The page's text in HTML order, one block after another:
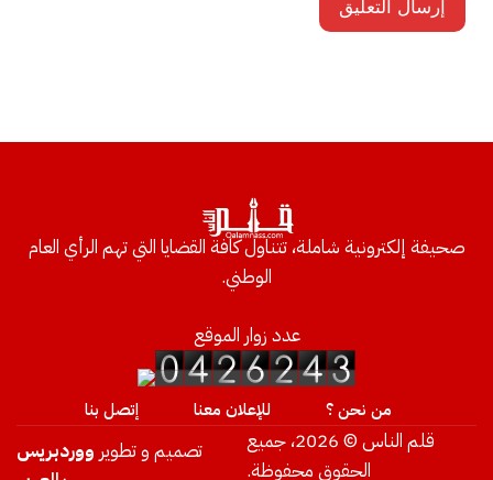
صحيفة إلكترونية شاملة، تتناول كافة القضايا التي تهم الرأي العام
الوطني.
عدد زوار الموقع
من نحن ؟ للإعلان معنا إتصل بنا
قلم الناس © 2026، جميع
الحقوق محفوظة.
تصميم و تطوير ووردبريس